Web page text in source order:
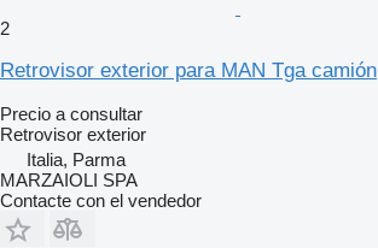
2
Retrovisor exterior para MAN Tga camión
Precio a consultar
Retrovisor exterior
Italia, Parma
MARZAIOLI SPA
Contacte con el vendedor